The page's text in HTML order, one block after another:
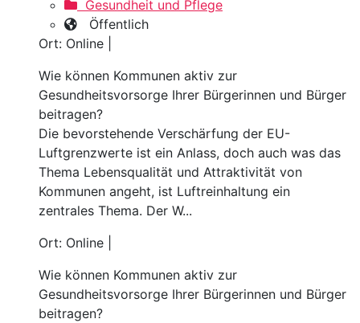
Gesundheit und Pflege
Öffentlich
Ort: Online |
Wie können Kommunen aktiv zur
Gesundheitsvorsorge Ihrer Bürgerinnen und Bürger
beitragen?
Die bevorstehende Verschärfung der EU-
Luftgrenzwerte ist ein Anlass, doch auch was das
Thema Lebensqualität und Attraktivität von
Kommunen angeht, ist Luftreinhaltung ein
zentrales Thema. Der W...
Ort: Online |
Wie können Kommunen aktiv zur
Gesundheitsvorsorge Ihrer Bürgerinnen und Bürger
beitragen?